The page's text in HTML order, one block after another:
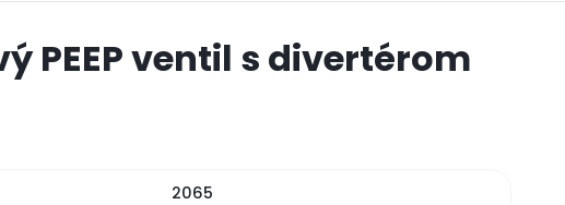
PEEP ventil s divertérom
2065